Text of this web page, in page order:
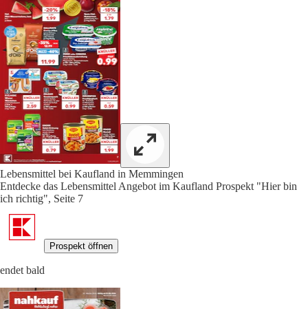
Lebensmittel bei Kaufland in Memmingen
Entdecke das Lebensmittel Angebot im Kaufland Prospekt "Hier bin
ich richtig", Seite 7
Prospekt öffnen
endet bald